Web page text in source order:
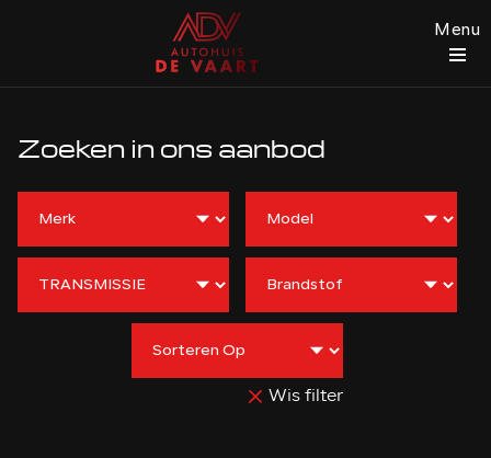
Menu
Zoeken in ons aanbod
Wis filter